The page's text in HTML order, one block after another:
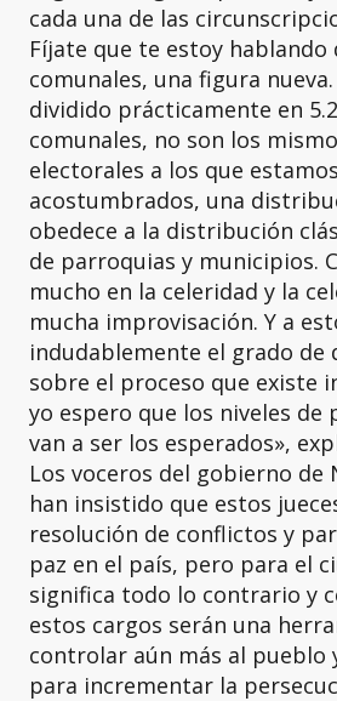
cada una de las
Fíjate que te estoy hablando
comunales, una figura
dividido prácticamente en
comunales, no son los
electorales a los que estamos
acostumbrados, una
obedece a la distribución
de parroquias y municipios.
mucho en la celeridad y la
mucha improvisación. Y a
indudablemente el grado de
sobre el proceso que existe
yo espero que los niveles de
van a ser los esperados»,
Los voceros del gobierno de
han insistido que estos
resolución de conflictos y
paz en el país, pero para el
significa todo lo contrario y
estos cargos serán una
controlar aún más al pueblo
para incrementar la